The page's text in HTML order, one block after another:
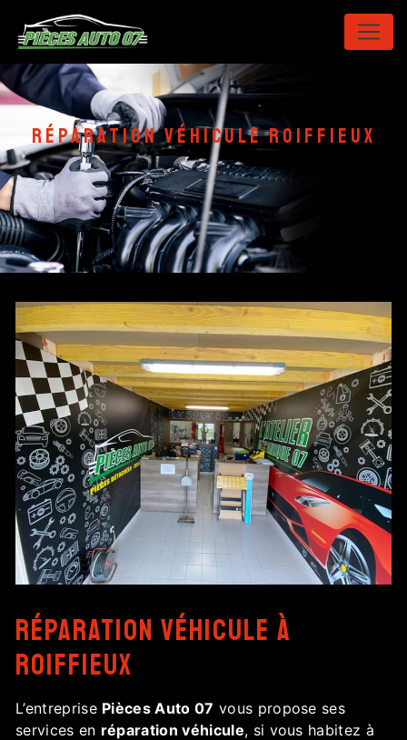
Panneau de gestion des cookies
réparation véhicule Roiffieux
réparation véhicule à
Roiffieux
L’entreprise Pièces Auto 07 vous propose ses
services en réparation véhicule, si vous habitez à